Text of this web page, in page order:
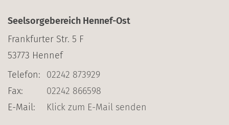
Seelsorgebereich Hennef-Ost
Frankfurter Str. 5 F
53773 Hennef
Telefon:
02242 873929
Fax:
02242 866598
E-Mail:
Klick zum E-Mail senden